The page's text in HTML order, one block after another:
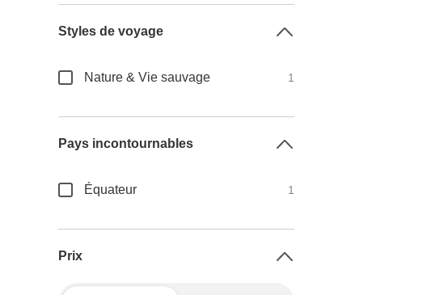
Styles de voyage
Nature & Vie sauvage 1
Pays incontournables
Équateur 1
Prix